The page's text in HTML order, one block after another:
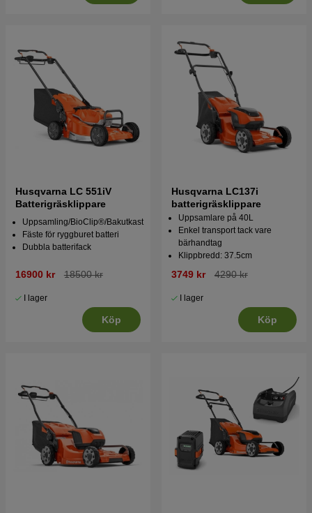
Husqvarna LC 551iV
Batterigräsklippare
Uppsamling/BioClip®/Bakutkast
Fäste för ryggburet batteri
Dubbla batterifack
16900 kr 18500 kr
I lager
Köp
Husqvarna LC137i
batterigräsklippare
Uppsamlare på 40L
Enkel transport tack vare
bärhandtag
Klippbredd: 37.5cm
3749 kr 4290 kr
I lager
Köp